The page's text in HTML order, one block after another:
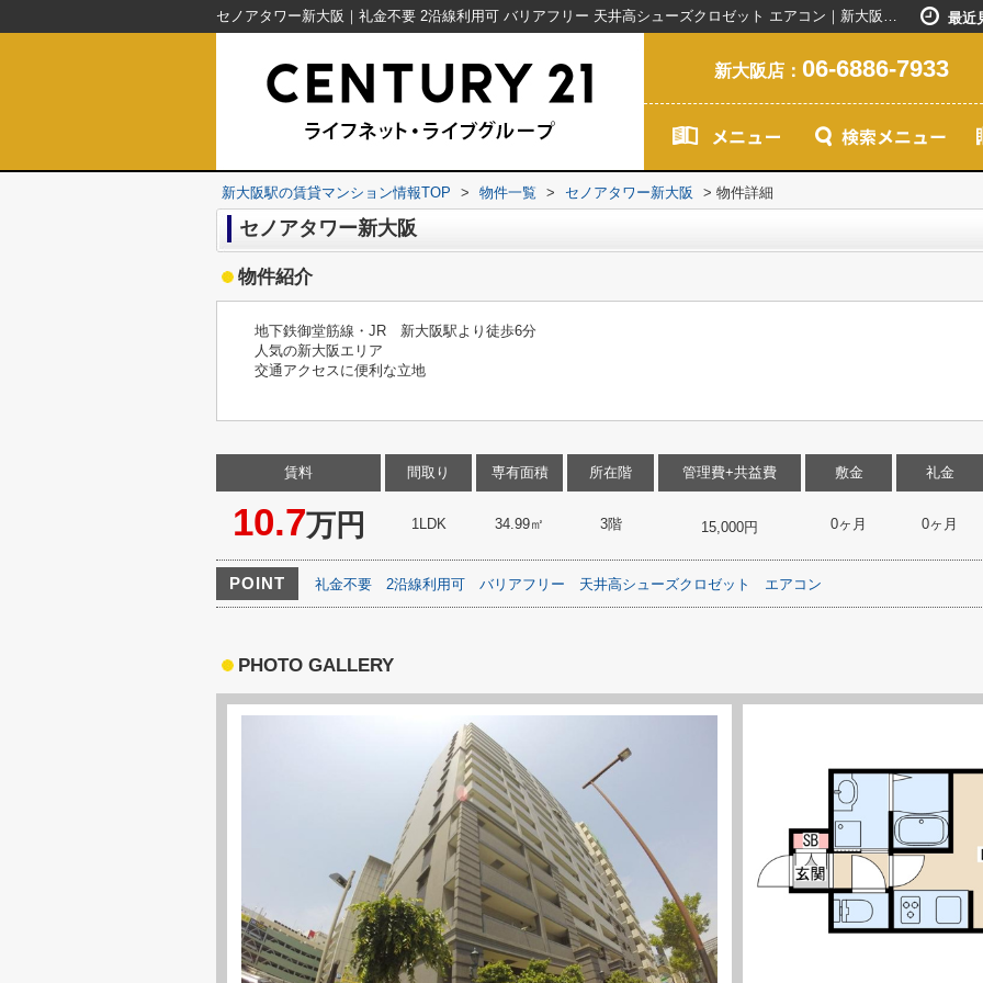
セノアタワー新大阪｜礼金不要 2沿線利用可 バリアフリー 天井高シューズクロゼット エアコン｜新大阪駅で賃貸マンションを探すなら創業20年以上のセンチュリー21ライフネット・ライブグループ 最近
新大阪店： 06-6886-7933
新大阪駅の賃貸マンション情報TOP > 物件一覧 > セノアタワー新大阪 > 物件詳細
セノアタワー新大阪
物件紹介
地下鉄御堂筋線・JR 新大阪駅より徒歩6分
人気の新大阪エリア
交通アクセスに便利な立地
賃料
10.7万円
間取り
1LDK
専有面積
34.99㎡
所在階
3階
管理費+共益費
15,000円
敷金
0ヶ月
礼金
0ヶ月
POINT 礼金不要 2沿線利用可 バリアフリー 天井高シューズクロゼット エアコン
PHOTO GALLERY